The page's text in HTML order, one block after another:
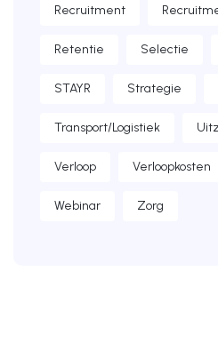
Recruitment
Retentie Selectie
STAYR Strategie
Transport/Logistiek
Verloop Verloopkosten
Webinar Zorg